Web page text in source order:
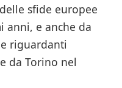
sfide europee
anni, e anche da
riguardanti
da Torino nel